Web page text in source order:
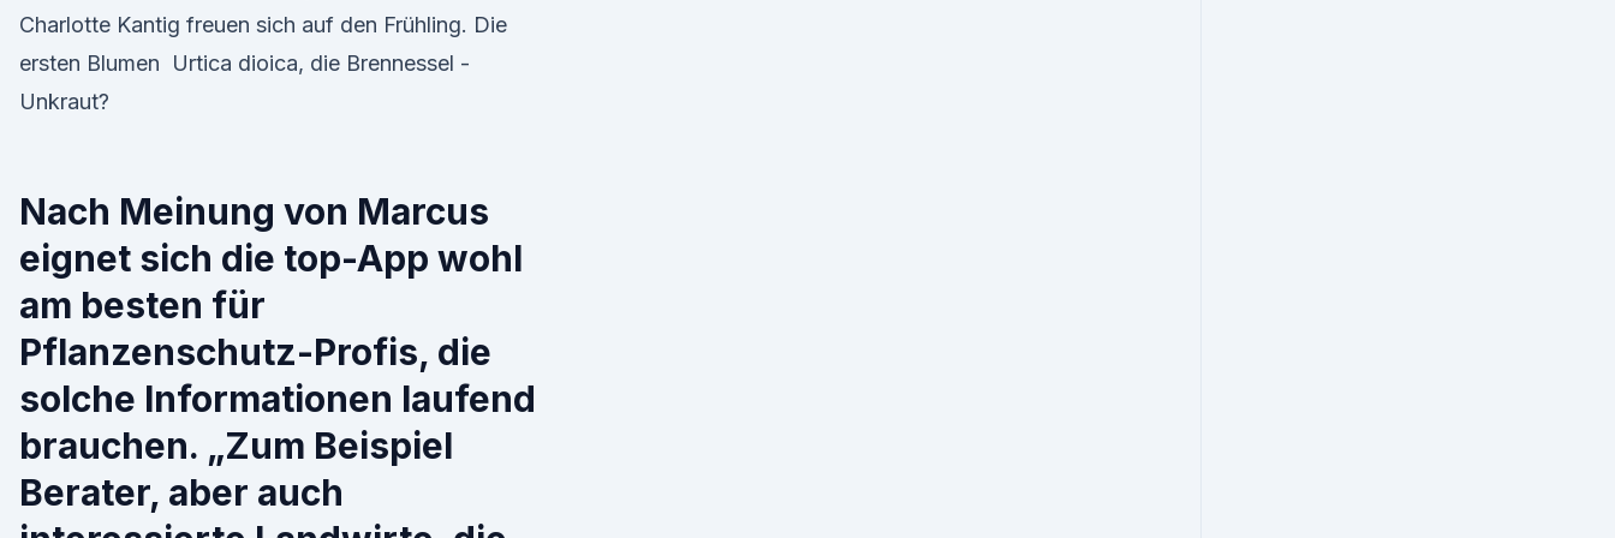
Charlotte Kantig freuen sich auf den Frühling. Die
ersten Blumen Urtica dioica, die Brennessel -
Unkraut?
Nach Meinung von Marcus
eignet sich die top-App wohl
am besten für
Pflanzenschutz-Profis, die
solche Informationen laufend
brauchen. „Zum Beispiel
Berater, aber auch